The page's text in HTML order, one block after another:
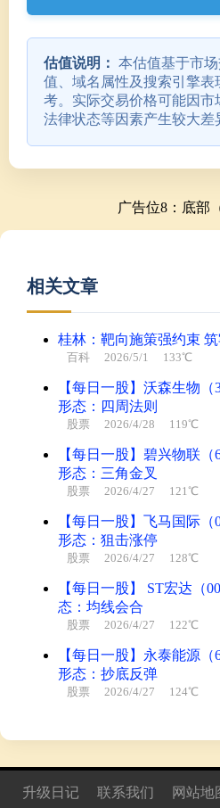
估值说明： 本估值基于市
值、域名属性及搜索引擎表
考。实际交易价格可能因市
法律状态等因素产生较大差
广告位8：底部
相关文章
桂林：靶向施策强约束
百科 2026/5/1 133℃
【每日一股】沃森生物（
形态：四周法则
股票 2026/4/28 119℃
【每日一股】碧兴物联（
形态：三角金叉
股票 2026/4/27 121℃
【每日一股】飞马国际（
形态：狙击涨停
股票 2026/4/27 128℃
【每日一股】 ST宏达（
态：均线会合
股票 2026/4/27 122℃
【每日一股】永泰能源（
形态：抄底反弹
股票 2026/4/27 124℃
升级日记 联系我们 网站地